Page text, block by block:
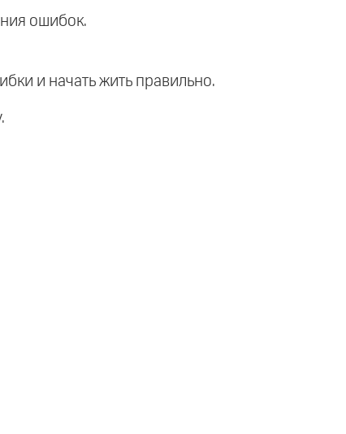
ошибок.
и начать жить правильно.